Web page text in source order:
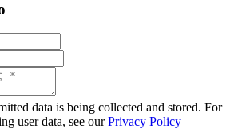
data is being collected and stored. For
user data, see ourPrivacy Policy